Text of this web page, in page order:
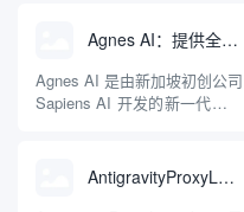
LuaJIT 构建，并在 2019 年作
为顶级开源项目捐赠给
Apache 软件基金会。APISIX
彻底摒...
Agnes AI：提供全模态模型免费API、支持图文视频生成与复杂工程执行的智能体平台
Agnes AI 是由新加坡初创公司
Sapiens AI 开发的新一代多模
限制，提供集文本、图像、视
频生成于一体的“全模态”大模
AntigravityProxyLauncher：免TUN全局代理使用Antigravity IDE